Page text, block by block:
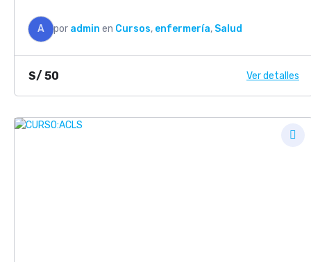
A por admin en Cursos, enfermería, Salud
S/ 50 Ver detalles